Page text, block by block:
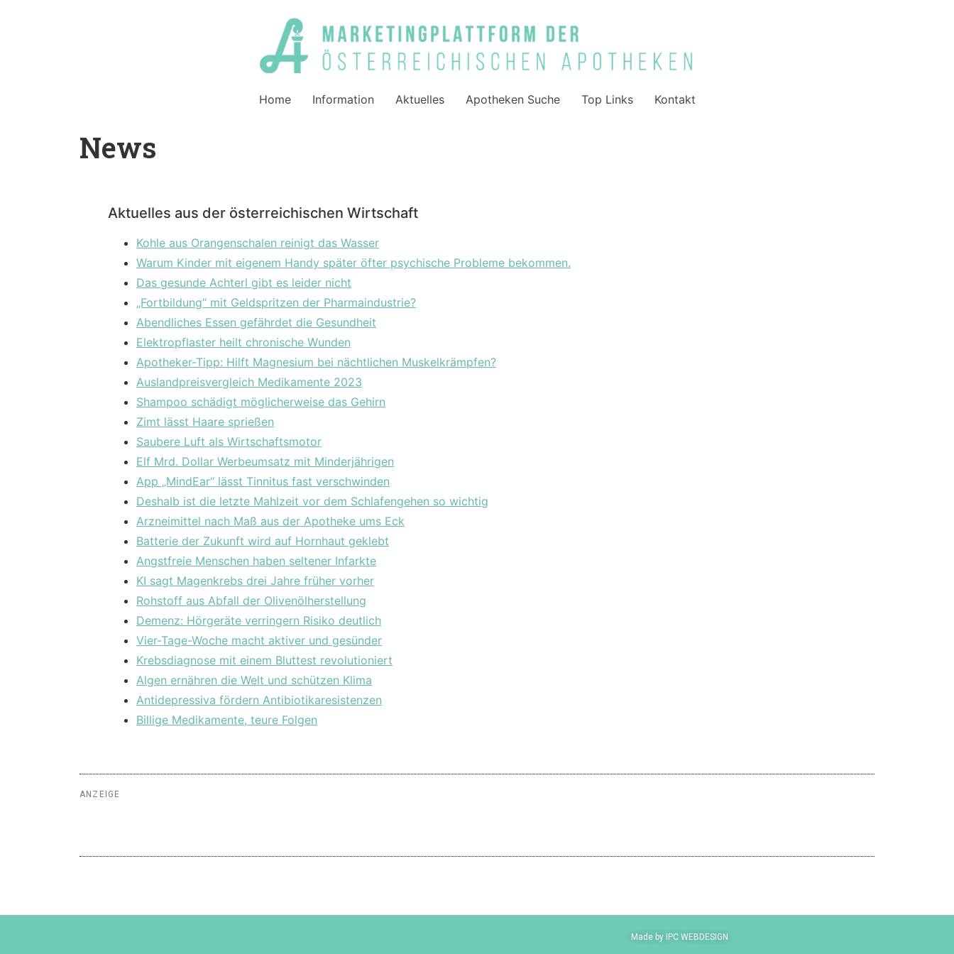
Home Information Aktuelles Apotheken Suche Top Links Kontakt
News
Aktuelles aus der österreichischen Wirtschaft
Kohle aus Orangenschalen reinigt das Wasser
Warum Kinder mit eigenem Handy später öfter psychische Probleme bekommen.
Das gesunde Achterl gibt es leider nicht
„Fortbildung“ mit Geldspritzen der Pharmaindustrie?
Abendliches Essen gefährdet die Gesundheit
Elektropflaster heilt chronische Wunden
Apotheker-Tipp: Hilft Magnesium bei nächtlichen Muskelkrämpfen?
Auslandpreisvergleich Medikamente 2023
Shampoo schädigt möglicherweise das Gehirn
Zimt lässt Haare sprießen
Saubere Luft als Wirtschaftsmotor
Elf Mrd. Dollar Werbeumsatz mit Minderjährigen
App „MindEar“ lässt Tinnitus fast verschwinden
Deshalb ist die letzte Mahlzeit vor dem Schlafengehen so wichtig
Arzneimittel nach Maß aus der Apotheke ums Eck
Batterie der Zukunft wird auf Hornhaut geklebt
Angstfreie Menschen haben seltener Infarkte
KI sagt Magenkrebs drei Jahre früher vorher
Rohstoff aus Abfall der Olivenölherstellung
Demenz: Hörgeräte verringern Risiko deutlich
Vier-Tage-Woche macht aktiver und gesünder
Krebsdiagnose mit einem Bluttest revolutioniert
Algen ernähren die Welt und schützen Klima
Antidepressiva fördern Antibiotikaresistenzen
Billige Medikamente, teure Folgen
ANZEIGE
Made by IPC WEBDESIGN